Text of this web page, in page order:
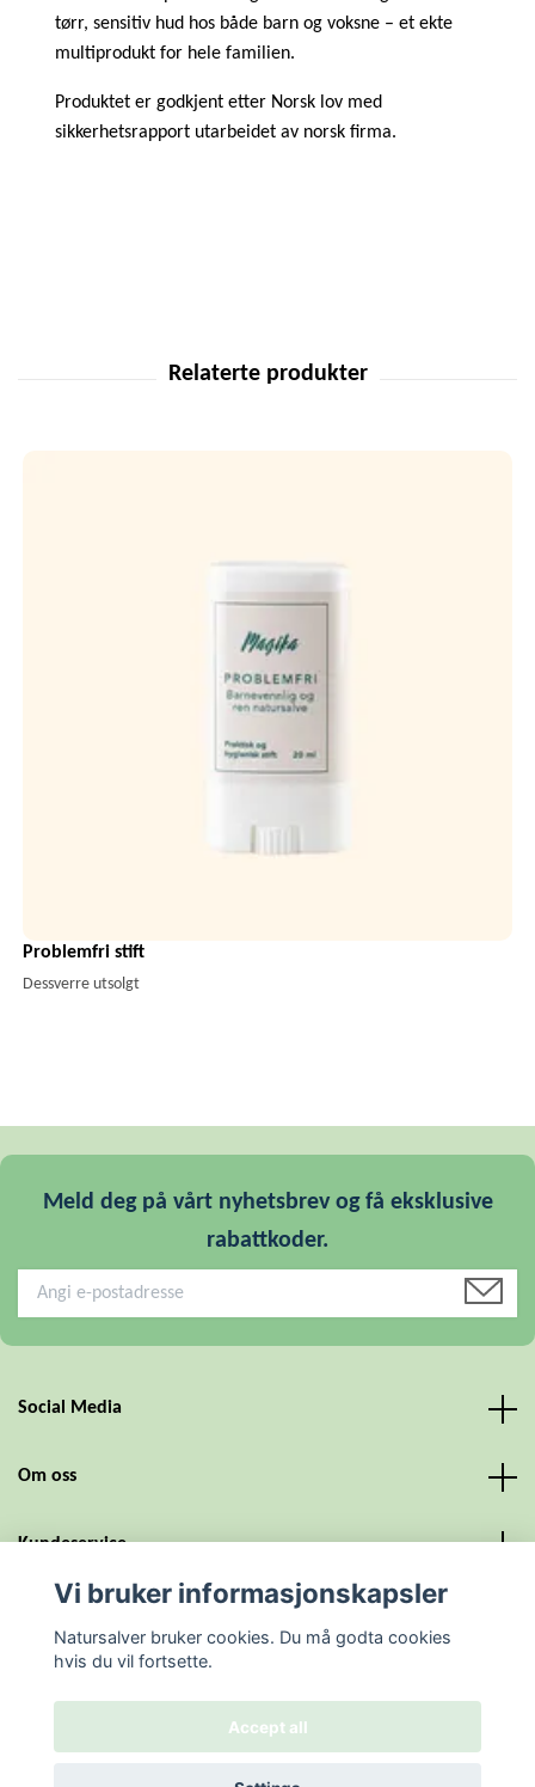
tørr, sensitiv hud hos både barn og voksne – et ekte
multiprodukt for hele familien.
Produktet er godkjent etter Norsk lov med
sikkerhetsrapport utarbeidet av norsk firma.
Problemfri stift
Dessverre utsolgt
Meld deg på vårt nyhetsbrev og få eksklusive
rabattkoder.
Social Media
Om oss
Kundeservice
© 2026 NatursalverPowered by Quickbutik
Vi bruker informasjonskapsler
Natursalver bruker cookies. Du må godta cookies
hvis du vil fortsette.
Accept all